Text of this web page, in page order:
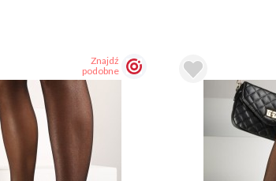
Znajdź
podobne